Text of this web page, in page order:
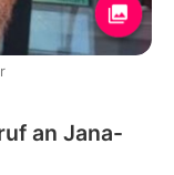
an Jana-